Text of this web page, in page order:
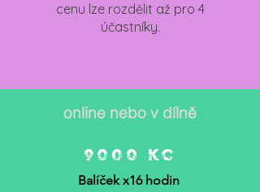
cenu lze rozdělit až pro 4
účastníky.
online nebo v dílně
9000 kc
Balíček x16 hodin
Platit můžete v hotovosti, převodem na účet - kontaktujte mě